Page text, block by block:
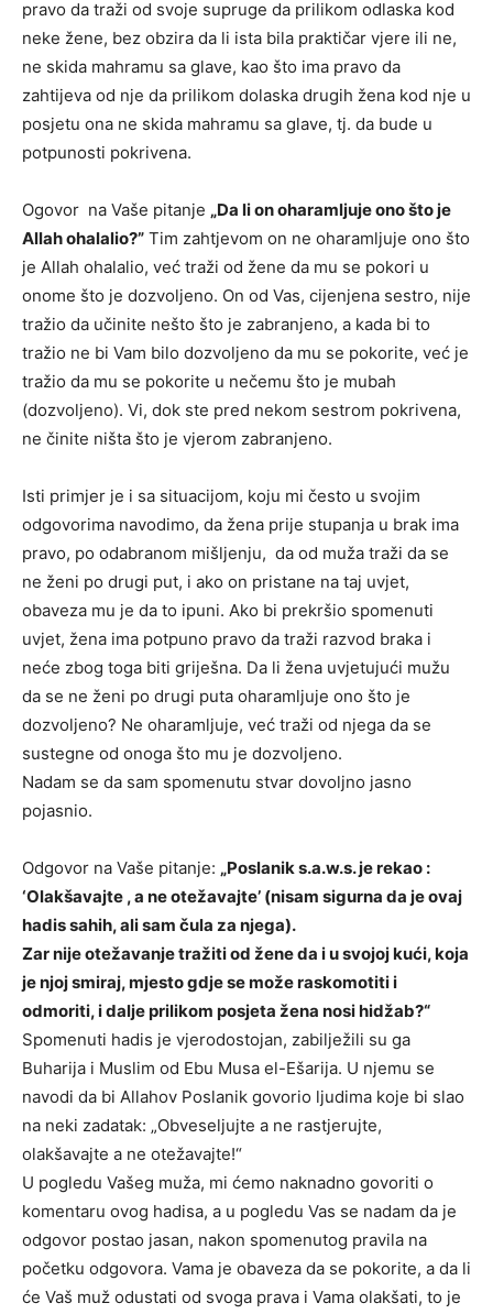
pravo da traži od svoje supruge da prilikom odlaska kod
neke žene, bez obzira da li ista bila praktičar vjere ili ne,
ne skida mahramu sa glave, kao što ima pravo da
zahtijeva od nje da prilikom dolaska drugih žena kod nje u
posjetu ona ne skida mahramu sa glave, tj. da bude u
potpunosti pokrivena.
Ogovor na Vaše pitanje „Da li on oharamljuje ono što je
Allah ohalalio?” Tim zahtjevom on ne oharamljuje ono što
je Allah ohalalio, već traži od žene da mu se pokori u
onome što je dozvoljeno. On od Vas, cijenjena sestro, nije
tražio da učinite nešto što je zabranjeno, a kada bi to
tražio ne bi Vam bilo dozvoljeno da mu se pokorite, već je
tražio da mu se pokorite u nečemu što je mubah
(dozvoljeno). Vi, dok ste pred nekom sestrom pokrivena,
ne činite ništa što je vjerom zabranjeno.
Isti primjer je i sa situacijom, koju mi često u svojim
odgovorima navodimo, da žena prije stupanja u brak ima
pravo, po odabranom mišljenju, da od muža traži da se
ne ženi po drugi put, i ako on pristane na taj uvjet,
obaveza mu je da to ipuni. Ako bi prekršio spomenuti
uvjet, žena ima potpuno pravo da traži razvod braka i
neće zbog toga biti griješna. Da li žena uvjetujući mužu
da se ne ženi po drugi puta oharamljuje ono što je
dozvoljeno? Ne oharamljuje, već traži od njega da se
sustegne od onoga što mu je dozvoljeno.
Nadam se da sam spomenutu stvar dovoljno jasno
pojasnio.
Odgovor na Vaše pitanje: „Poslanik s.a.w.s. je rekao :
‘Olakšavajte , a ne otežavajte’ (nisam sigurna da je ovaj
hadis sahih, ali sam čula za njega).
Zar nije otežavanje tražiti od žene da i u svojoj kući, koja
je njoj smiraj, mjesto gdje se može raskomotiti i
odmoriti, i dalje prilikom posjeta žena nosi hidžab?“
Spomenuti hadis je vjerodostojan, zabilježili su ga
Buharija i Muslim od Ebu Musa el-Ešarija. U njemu se
navodi da bi Allahov Poslanik govorio ljudima koje bi slao
na neki zadatak: „Obveseljujte a ne rastjerujte,
olakšavajte a ne otežavajte!“
U pogledu Vašeg muža, mi ćemo naknadno govoriti o
komentaru ovog hadisa, a u pogledu Vas se nadam da je
odgovor postao jasan, nakon spomenutog pravila na
početku odgovora. Vama je obaveza da se pokorite, a da li
će Vaš muž odustati od svoga prava i Vama olakšati, to je